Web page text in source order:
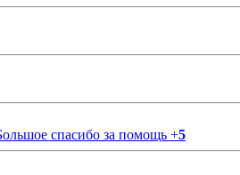
спасибо за помощь +5